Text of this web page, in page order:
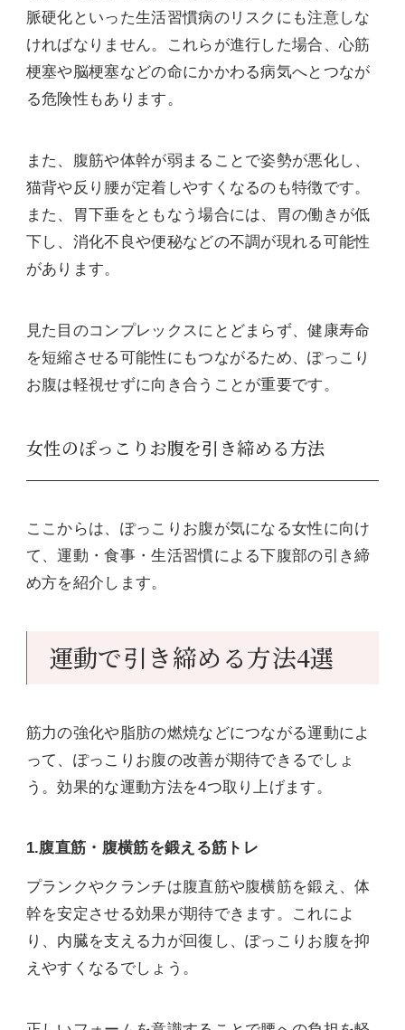
脈硬化といった生活習慣病のリスクにも注意しな
ければなりません。これらが進行した場合、心筋
梗塞や脳梗塞などの命にかかわる病気へとつなが
る危険性もあります。
また、腹筋や体幹が弱まることで姿勢が悪化し、
猫背や反り腰が定着しやすくなるのも特徴です。
また、胃下垂をともなう場合には、胃の働きが低
下し、消化不良や便秘などの不調が現れる可能性
があります。
見た目のコンプレックスにとどまらず、健康寿命
を短縮させる可能性にもつながるため、ぽっこり
お腹は軽視せずに向き合うことが重要です。
女性のぽっこりお腹を引き締める方法
ここからは、ぽっこりお腹が気になる女性に向け
て、運動・食事・生活習慣による下腹部の引き締
め方を紹介します。
運動で引き締める方法4選
筋力の強化や脂肪の燃焼などにつながる運動によ
って、ぽっこりお腹の改善が期待できるでしょ
う。効果的な運動方法を4つ取り上げます。
1.腹直筋・腹横筋を鍛える筋トレ
プランクやクランチは腹直筋や腹横筋を鍛え、体
幹を安定させる効果が期待できます。これによ
り、内臓を支える力が回復し、ぽっこりお腹を抑
えやすくなるでしょう。